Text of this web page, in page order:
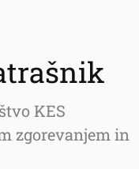
KES
zgorevanjem in